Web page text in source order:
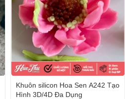
Khuôn silicon Hoa Sen A242 Tạo
Hình 3D/4D Đa Dụng